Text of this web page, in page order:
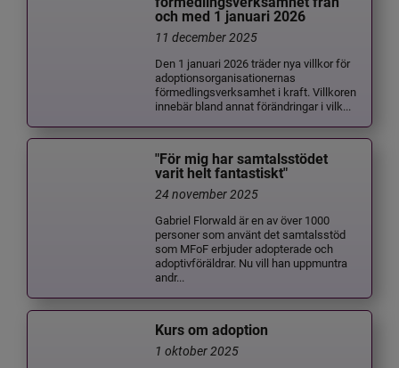
och med 1 januari 2026
11 december 2025
Den 1 januari 2026 träder nya villkor för
adoptionsorganisationernas
förmedlingsverksamhet i kraft. Villkoren
innebär bland annat förändringar i vilk...
"För mig har samtalsstödet
varit helt fantastiskt"
24 november 2025
Gabriel Florwald är en av över 1000
personer som använt det samtalsstöd
som MFoF erbjuder adopterade och
adoptivföräldrar. Nu vill han uppmuntra
andr...
Kurs om adoption
1 oktober 2025